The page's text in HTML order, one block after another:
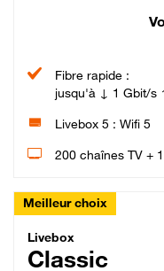
Fibre rapide :
jusqu'à ↓ 1 Gbit/s
Livebox 5 : Wifi 5
200 chaînes TV +
Meilleur choix
Livebox
Livebox
Classic